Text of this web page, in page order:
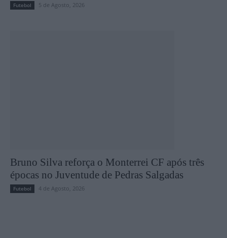
Futebol 5 de Agosto, 2026
Bruno Silva reforça o Monterrei CF após três
épocas no Juventude de Pedras Salgadas
Futebol 4 de Agosto, 2026